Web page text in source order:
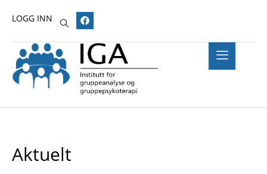
LOGG INN
Aktuelt